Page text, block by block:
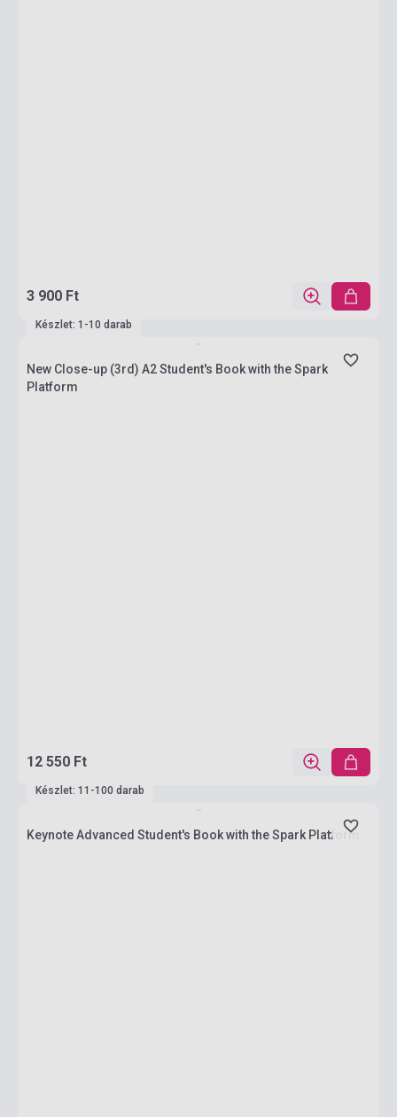
3 900 Ft
Készlet: 1-10 darab
New Close-up (3rd) A2 Student's Book with the Spark
Platform
12 550 Ft
Készlet: 11-100 darab
Keynote Advanced Student's Book with the Spark Platform